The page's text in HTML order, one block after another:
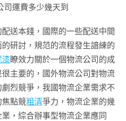
送本錢，國際的一些配送中間
研討，規范的流程發生諳練的
漆瞭效力關於一個物流公司的成
主要的，國外物流公司對物流
烈競爭，我國物流企業需求不
點競粗清爭力，物流企業的幾
，綜合辦事型物流企業應同